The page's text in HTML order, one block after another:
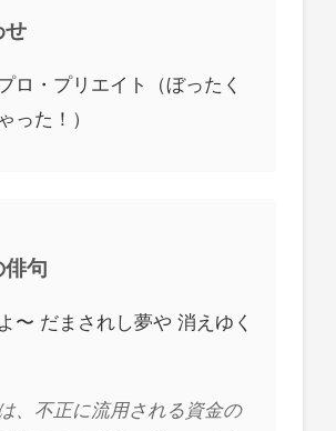
せ
ロ・プリエイト（ぼったく
った！）
俳句
〜 だまされし夢や 消えゆく
、不正に流用される資金の